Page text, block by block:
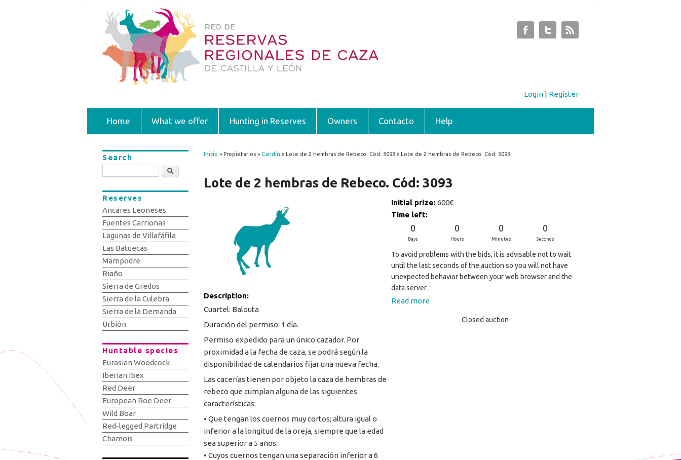
Login | Register
Home What we offer Hunting in Reserves Owners Contacto Help
You are here
Inicio » Propietarios » Candín » Lote de 2 hembras de Rebeco. Cód: 3093 » Lote de 2 hembras de Rebeco. Cód: 3093
Lote de 2 hembras de Rebeco. Cód: 3093
Description:
Cuartel: Balouta
Duración del permiso: 1 día.
Permiso expedido para un único cazador. Por
proximidad a la fecha de caza, se podrá según la
disponibilidad de calendarios fijar una nueva fecha.
Las cacerías tienen por objeto la caza de hembras de
rebeco que cumplan alguna de las siguientes
características:
• Que tengan los cuernos muy cortos; altura igual o
inferior a la longitud de la oreja, siempre que la edad
sea superior a 5 años.
• Cuyos cuernos tengan una separación inferior a 6
Initial prize: 600€
Time left:
0
Days
0
Hours
0
Minutes
0
Seconds
To avoid problems with the bids, it is advisable not to wait
until the last seconds of the auction so you will not have
unexpected behavior between your web browser and the
data server.
Read more
Closed auction
Search
Search
Reserves
Ancares Leoneses
Fuentes Carrionas
Lagunas de Villafáfila
Las Batuecas
Mampodre
Riaño
Sierra de Gredos
Sierra de la Culebra
Sierra de la Demanda
Urbión
Huntable species
Eurasian Woodcock
Iberian Ibex
Red Deer
European Roe Deer
Wild Boar
Red-legged Partridge
Chamois